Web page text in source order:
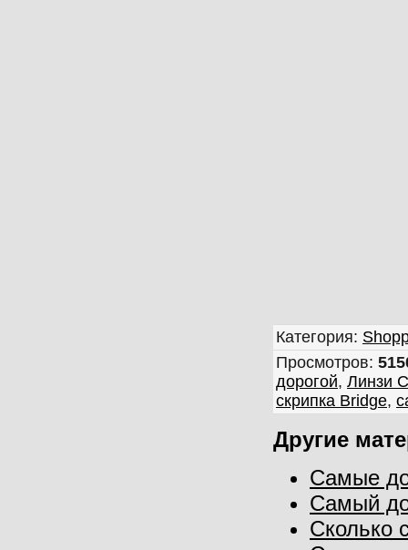
Категория:
Просмотров:
дорогой, Линзи
скрипка Bridge,
Другие
Самые
Самый
Сколько